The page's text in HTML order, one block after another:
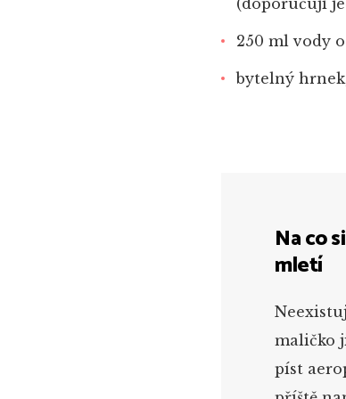
250 ml vody
bytelný
Na co
mletí
maličko
píst